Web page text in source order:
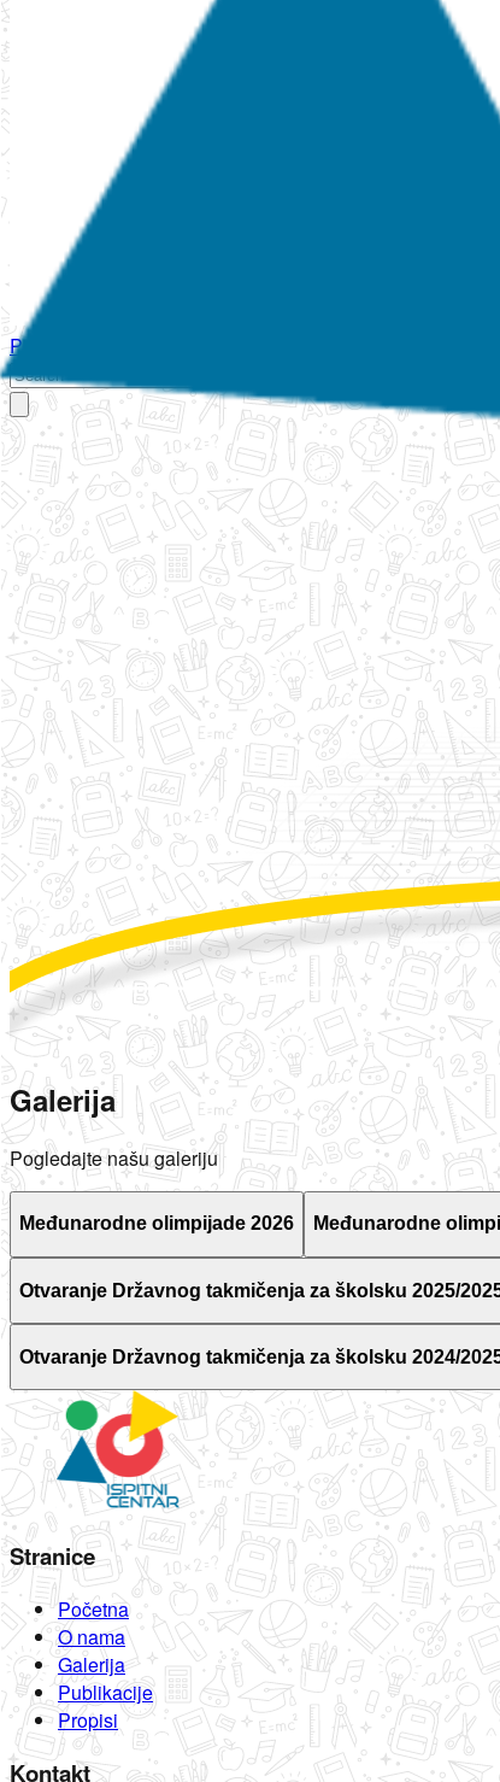
Početna
Galerija
Pogledajte našu galeriju
Međunarodne olimpijade 2026 Međunarodne
Otvaranje Državnog takmičenja za školsku 2025/
Otvaranje Državnog takmičenja za školsku 2024/
Stranice
Početna
O nama
Galerija
Publikacije
Propisi
Kontakt